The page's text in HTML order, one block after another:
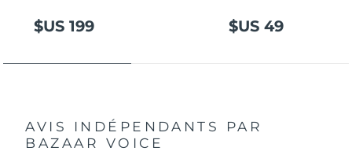
$US 199 $US 49
AVIS INDÉPENDANTS
PAR
BAZAAR VOICE